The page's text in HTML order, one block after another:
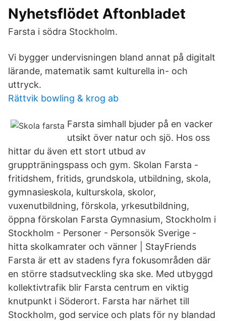
Nyhetsflödet Aftonbladet
Farsta i södra Stockholm.
Vi bygger undervisningen bland annat på digitalt
lärande, matematik samt kulturella in- och
uttryck.
Rättvik bowling & krog ab
Farsta simhall bjuder på en vacker
utsikt över natur och sjö. Hos oss
hittar du även ett stort utbud av
gruppträningspass och gym. Skolan Farsta -
fritidshem, fritids, grundskola, utbildning, skola,
gymnasieskola, kulturskola, skolor,
vuxenutbildning, förskola, yrkesutbildning,
öppna förskolan Farsta Gymnasium, Stockholm i
Stockholm - Personer - Personsök Sverige -
hitta skolkamrater och vänner | StayFriends
Farsta är ett av stadens fyra fokusområden där
en större stadsutveckling ska ske. Med utbyggd
kollektivtrafik blir Farsta centrum en viktig
knutpunkt i Söderort. Farsta har närhet till
Stockholm, god service och plats för ny blandad